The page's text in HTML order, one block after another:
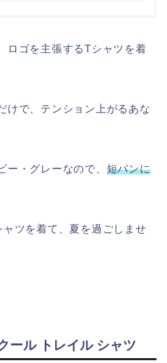
ロゴを主張するTシャツを着
けで、テンション上がるあな
ー・グレーなので、 短パンに
ツを着て、夏を過ごしませ
ール トレイル シャツ